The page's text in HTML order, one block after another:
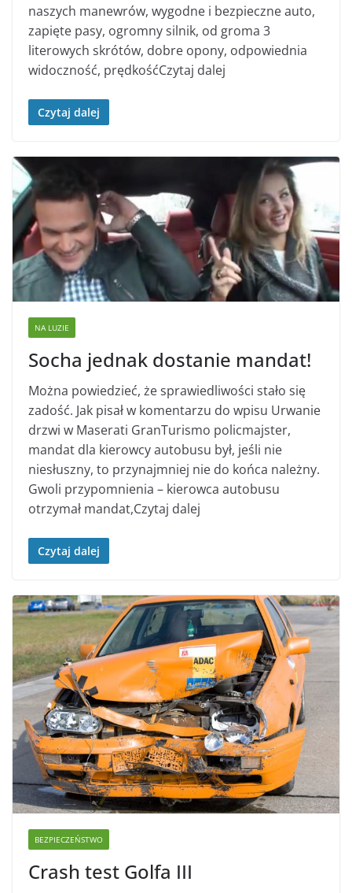
naszych manewrów, wygodne i bezpieczne auto,
zapięte pasy, ogromny silnik, od groma 3
literowych skrótów, dobre opony, odpowiednia
widoczność, prędkośćCzytaj dalej
Czytaj dalej
NA LUZIE
Socha jednak dostanie mandat!
Można powiedzieć, że sprawiedliwości stało się
zadość. Jak pisał w komentarzu do wpisu Urwanie
drzwi w Maserati GranTurismo policmajster,
mandat dla kierowcy autobusu był, jeśli nie
niesłuszny, to przynajmniej nie do końca należny.
Gwoli przypomnienia – kierowca autobusu
otrzymał mandat,Czytaj dalej
Czytaj dalej
BEZPIECZEŃSTWO
Crash test Golfa III